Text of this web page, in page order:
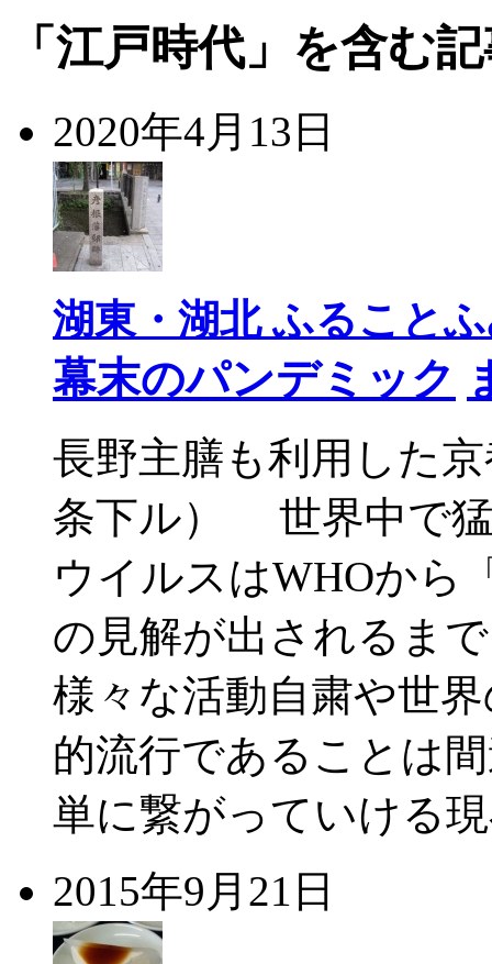
「江戸時代」を含む
2020年4月13日
湖東・湖北 ふること
幕末のパンデミック
長野主膳も利用した
条下ル） 世界中で
ウイルスはWHOから
の見解が出されるま
様々な活動自粛や世
的流行であることは
単に繋がっていける
2015年9月21日